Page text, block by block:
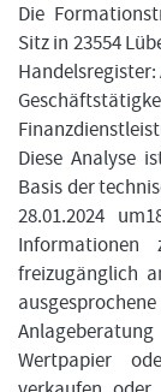
Die
Sitz in 23554
Handelsregister:
Diese Analyse
Basis der
28.01.2024
Informationen
freizugänglich
Wertpapier